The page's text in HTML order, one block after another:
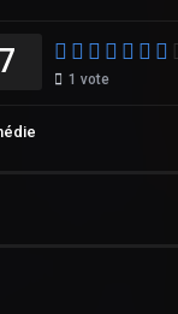
7 1 vote